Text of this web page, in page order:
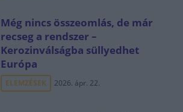
Még nincs összeomlás, de már
recseg a rendszer –
Kerozinválságba süllyedhet
Európa
ELEMZÉSEK 2026. ápr. 22.